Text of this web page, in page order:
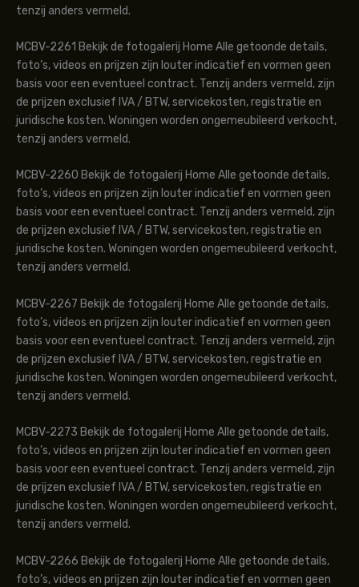
tenzij anders vermeld.
MCBV-2261 Bekijk de fotogalerij Home Alle getoonde details,
foto’s, videos en prijzen zijn louter indicatief en vormen geen
basis voor een eventueel contract. Tenzij anders vermeld, zijn
de prijzen exclusief IVA / BTW, servicekosten, registratie en
juridische kosten. Woningen worden ongemeubileerd verkocht,
tenzij anders vermeld.
MCBV-2260 Bekijk de fotogalerij Home Alle getoonde details,
foto’s, videos en prijzen zijn louter indicatief en vormen geen
basis voor een eventueel contract. Tenzij anders vermeld, zijn
de prijzen exclusief IVA / BTW, servicekosten, registratie en
juridische kosten. Woningen worden ongemeubileerd verkocht,
tenzij anders vermeld.
MCBV-2267 Bekijk de fotogalerij Home Alle getoonde details,
foto’s, videos en prijzen zijn louter indicatief en vormen geen
basis voor een eventueel contract. Tenzij anders vermeld, zijn
de prijzen exclusief IVA / BTW, servicekosten, registratie en
juridische kosten. Woningen worden ongemeubileerd verkocht,
tenzij anders vermeld.
MCBV-2273 Bekijk de fotogalerij Home Alle getoonde details,
foto’s, videos en prijzen zijn louter indicatief en vormen geen
basis voor een eventueel contract. Tenzij anders vermeld, zijn
de prijzen exclusief IVA / BTW, servicekosten, registratie en
juridische kosten. Woningen worden ongemeubileerd verkocht,
tenzij anders vermeld.
MCBV-2266 Bekijk de fotogalerij Home Alle getoonde details,
foto’s, videos en prijzen zijn louter indicatief en vormen geen